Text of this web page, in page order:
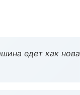
едет как